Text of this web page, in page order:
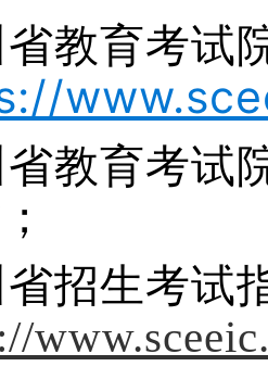
教育考试
教育考试
省招生考试